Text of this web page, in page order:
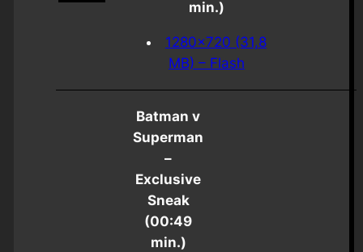
min.)
1280×720 (31,8
MB) – Flash
Batman v
Superman
–
Exclusive
Sneak
(00:49
min.)